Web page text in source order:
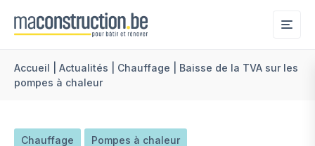
Accueil Actualités Chauffage
Baisse de la TVA sur les
pompes à chaleur
Chauffage Pompes à chaleur